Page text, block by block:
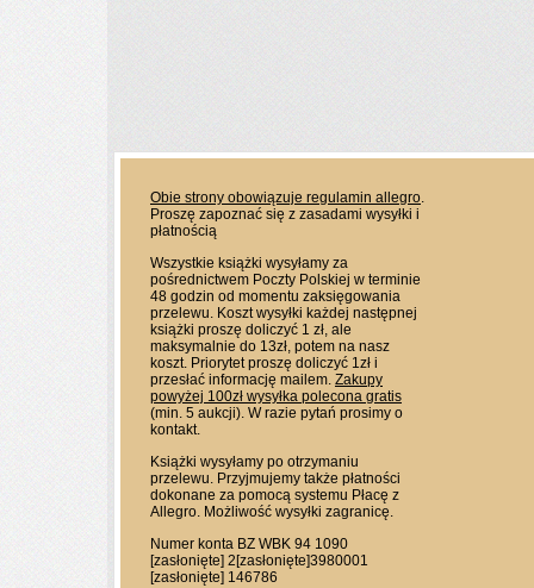
Obie strony obowiązuje regulamin allegro.
Proszę zapoznać się z zasadami wysyłki i
płatnością
Wszystkie książki wysyłamy za
pośrednictwem Poczty Polskiej w terminie
48 godzin od momentu zaksięgowania
przelewu. Koszt wysyłki każdej następnej
książki proszę doliczyć 1 zł, ale
maksymalnie do 13zł, potem na nasz
koszt. Priorytet proszę doliczyć 1zł i
przesłać informację mailem. Zakupy
powyżej 100zł wysyłka polecona gratis
(min. 5 aukcji). W razie pytań prosimy o
kontakt.
Książki wysyłamy po otrzymaniu
przelewu. Przyjmujemy także płatności
dokonane za pomocą systemu Płacę z
Allegro. Możliwość wysyłki zagranicę.
Numer konta BZ WBK 94 1090
[zasłonięte] 2 [zasłonięte]3980001
[zasłonięte] 146786